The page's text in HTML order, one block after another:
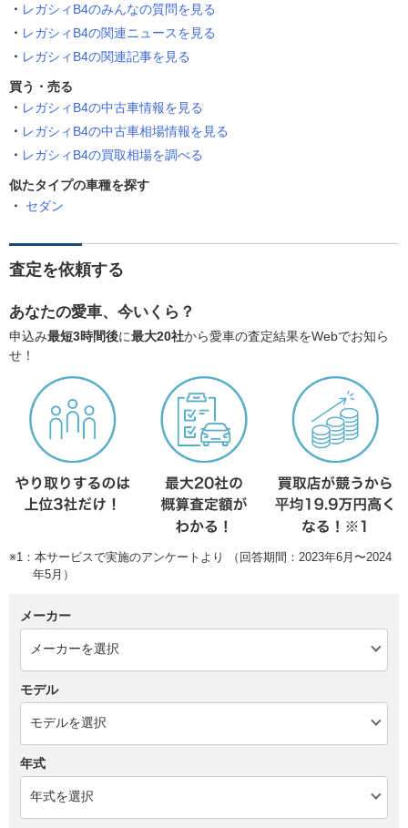
レガシィB4のみんなの質問を見る
レガシィB4の関連ニュースを見る
レガシィB4の関連記事を見る
買う・売る
レガシィB4の中古車情報を見る
レガシィB4の中古車相場情報を見る
レガシィB4の買取相場を調べる
似たタイプの車種を探す
セダン
査定を依頼する
あなたの愛車、今いくら？
申込み最短3時間後に最大20社から愛車の査定結果をWebでお知ら
せ！
※1：本サービスで実施のアンケートより （回答期間：2023年6月〜2024
年5月）
メーカー
モデル
年式